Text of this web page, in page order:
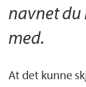
navnet du
med.
At det kunne